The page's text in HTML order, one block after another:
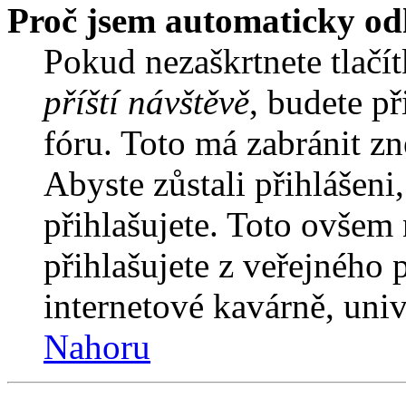
Proč jsem automaticky
Pokud nezaškrtnete
příští návštěvě, budete
fóru. Toto má zabránit
Abyste zůstali
přihlašujete. Toto
přihlašujete z veřejného
internetové kavárně,
Nahoru